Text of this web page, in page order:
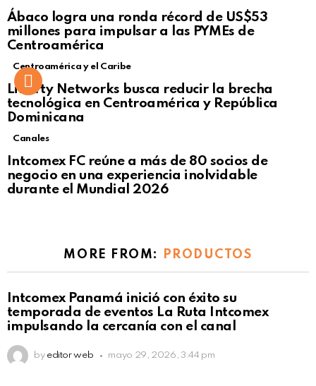
Not Safe For Work
Click to view this post
Ábaco logra una ronda récord de US$53
millones para impulsar a las PYMEs de
Centroamérica
Centroamérica y el Caribe
Liberty Networks busca reducir la brecha
tecnológica en Centroamérica y República
Dominicana
Canales
Intcomex FC reúne a más de 80 socios de
negocio en una experiencia inolvidable
durante el Mundial 2026
MORE FROM: PRODUCTOS
Intcomex Panamá inició con éxito su
temporada de eventos La Ruta Intcomex
impulsando la cercanía con el canal
by editor web mayo 29, 2026, 3:44 pm